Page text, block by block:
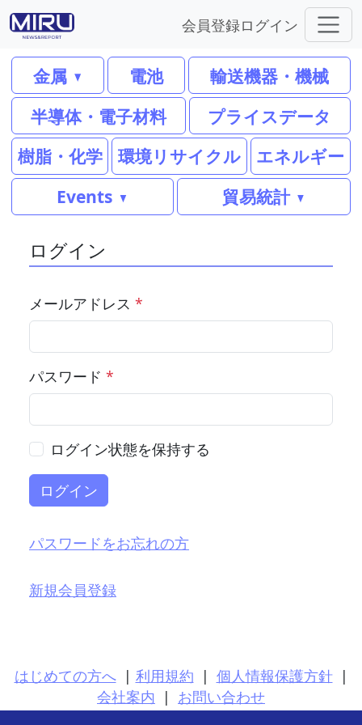
会員登録ログイン
金属 電池
輸送機器・機械
半導体・電子材料
プライスデータ
樹脂・化学
環境リサイクル
エネルギー
Events
貿易統計
ログイン
メールアドレス *
パスワード *
ログイン状態を保持する
ログイン
パスワードをお忘れの方
新規会員登録
はじめての方へ | 利用規約 | 個人情報保護方針 |
会社案内 | お問い合わせ